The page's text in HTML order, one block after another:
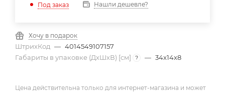
Под заказ Нашли дешевле?
Хочу в подарок
ШтрихКод — 4014549107157
Габариты в упаковке (ДхШхВ) [cм]
? — 34x14x8
Цена действительна только для интернет-магазина и может